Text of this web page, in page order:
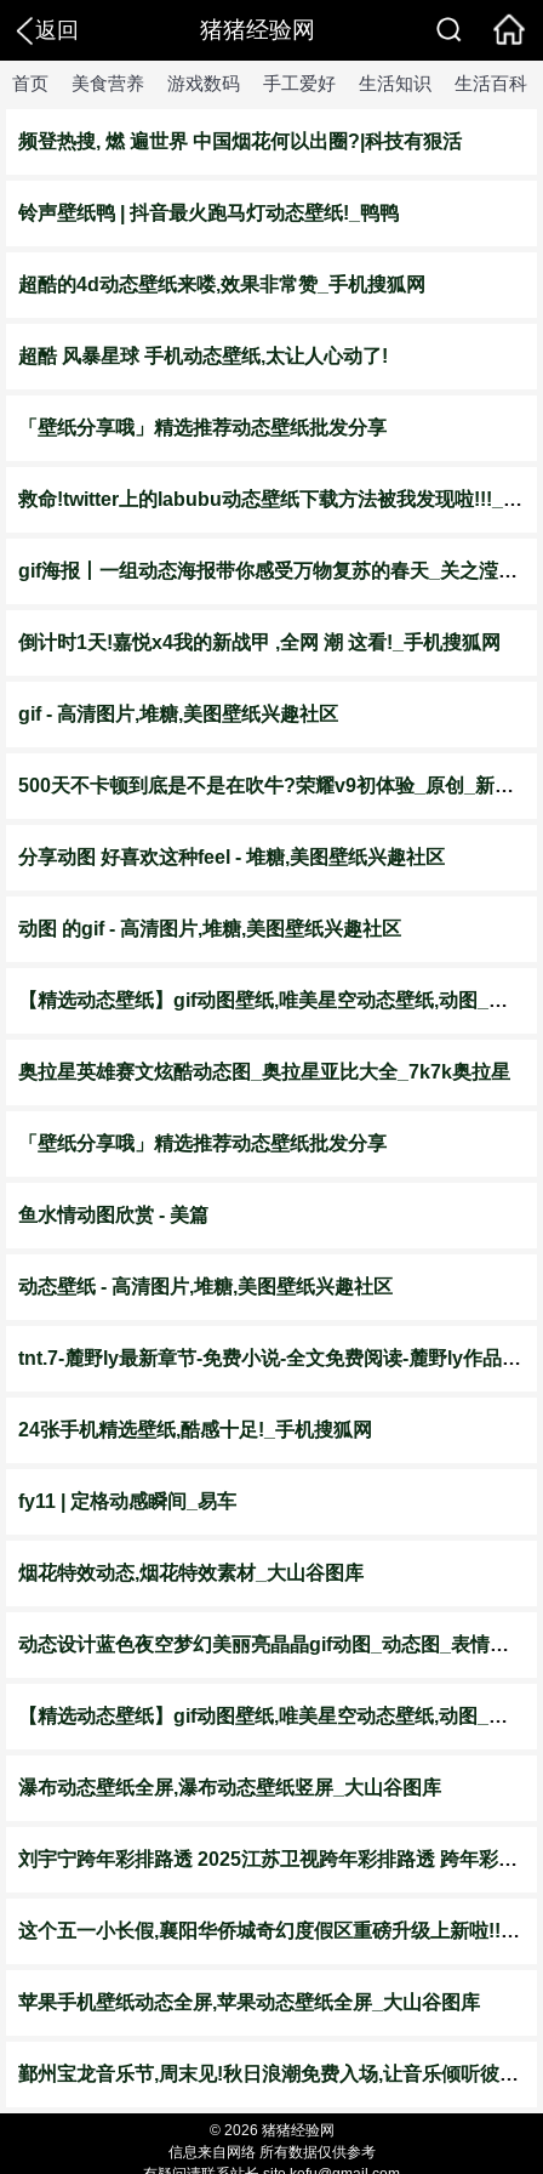
返回 猪猪经验网
首页 美食营养 游戏数码 手工爱好 生活知识 生活百科
频登热搜, 燃 遍世界 中国烟花何以出圈?|科技有狠活
铃声壁纸鸭 | 抖音最火跑马灯动态壁纸!_鸭鸭
超酷的4d动态壁纸来喽,效果非常赞_手机搜狐网
超酷 风暴星球 手机动态壁纸,太让人心动了!
「壁纸分享哦」精选推荐动态壁纸批发分享
救命!twitter上的labubu动态壁纸下载方法被我发现啦!!!_表情_视频_ap
gif海报丨一组动态海报带你感受万物复苏的春天_关之滢_刘萌萌_设计
倒计时1天!嘉悦x4我的新战甲 ,全网 潮 这看!_手机搜狐网
gif - 高清图片,堆糖,美图壁纸兴趣社区
500天不卡顿到底是不是在吹牛?荣耀v9初体验_原创_新浪众测
分享动图 好喜欢这种feel - 堆糖,美图壁纸兴趣社区
动图 的gif - 高清图片,堆糖,美图壁纸兴趣社区
【精选动态壁纸】gif动图壁纸,唯美星空动态壁纸,动图_壁纸_动态_唯美
奥拉星英雄赛文炫酷动态图_奥拉星亚比大全_7k7k奥拉星
「壁纸分享哦」精选推荐动态壁纸批发分享
鱼水情动图欣赏 - 美篇
动态壁纸 - 高清图片,堆糖,美图壁纸兴趣社区
tnt.7-麓野ly最新章节-免费小说-全文免费阅读-麓野ly作品-话本小说网
24张手机精选壁纸,酷感十足!_手机搜狐网
fy11 | 定格动感瞬间_易车
烟花特效动态,烟花特效素材_大山谷图库
动态设计蓝色夜空梦幻美丽亮晶晶gif动图_动态图_表情包下载_soogif
【精选动态壁纸】gif动图壁纸,唯美星空动态壁纸,动图_壁纸_动态_唯美
瀑布动态壁纸全屏,瀑布动态壁纸竖屏_大山谷图库
刘宇宁跨年彩排路透 2025江苏卫视跨年彩排路透 跨年彩排 央妈跨
这个五一小长假,襄阳华侨城奇幻度假区重磅升级上新啦!!!收好这份全新
苹果手机壁纸动态全屏,苹果动态壁纸全屏_大山谷图库
鄞州宝龙音乐节,周末见!秋日浪潮免费入场,让音乐倾听彼此_宁波市_陈
© 2026 猪猪经验网
信息来自网络 所有数据仅供参考